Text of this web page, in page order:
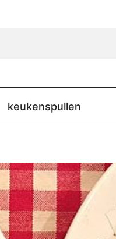
keukenspullen